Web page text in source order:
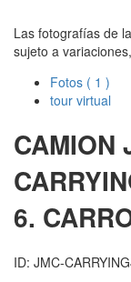
Las fotografías de
sujeto a
Fotos ( 1 )
tour virtual
CAMION
6.
ID: JMC-